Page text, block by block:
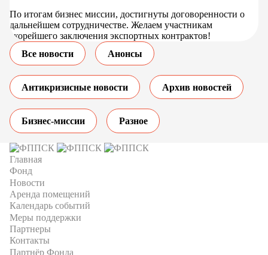
По итогам бизнес миссии, достигнуты договоренности о
дальнейшем сотрудничестве. Желаем участникам
скорейшего заключения экспортных контрактов!
Все новости
Анонсы
Антикризисные новости Архив новостей
Бизнес-миссии Разное
Главная
Фонд
Новости
Аренда помещений
Календарь событий
Меры поддержки
Партнеры
Контакты
Партнёр Фонда